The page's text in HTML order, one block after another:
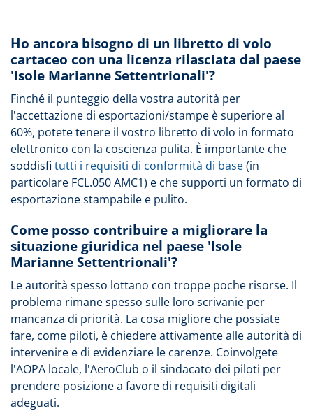
Ho ancora bisogno di un libretto di volo
cartaceo con una licenza rilasciata dal paese
'Isole Marianne Settentrionali'?
Finché il punteggio della vostra autorità per
l'accettazione di esportazioni/stampe è superiore al
60%, potete tenere il vostro libretto di volo in formato
elettronico con la coscienza pulita. È importante che
soddisfi tutti i requisiti di conformità di base(in
particolare FCL.050 AMC1) e che supporti un formato di
esportazione stampabile e pulito.
Come posso contribuire a migliorare la
situazione giuridica nel paese 'Isole
Marianne Settentrionali'?
Le autorità spesso lottano con troppe poche risorse. Il
problema rimane spesso sulle loro scrivanie per
mancanza di priorità. La cosa migliore che possiate
fare, come piloti, è chiedere attivamente alle autorità di
intervenire e di evidenziare le carenze. Coinvolgete
l'AOPA locale, l'AeroClub o il sindacato dei piloti per
prendere posizione a favore di requisiti digitali
adeguati.